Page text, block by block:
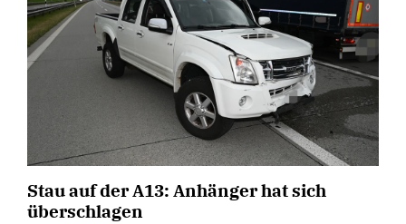
Stau auf der A13: Anhänger hat sich
überschlagen